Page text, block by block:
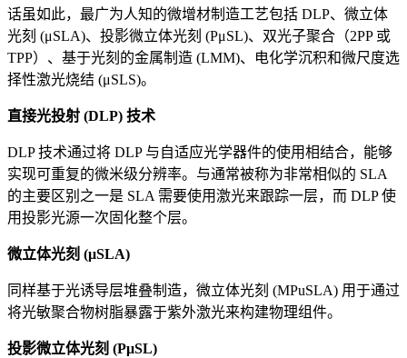
话虽如此，最广为人知的微增材制造工艺包括 DLP、微立体
光刻 (μSLA)、投影微立体光刻 (PμSL)、双光子聚合（2PP 或
TPP）、基于光刻的金属制造 (LMM)、电化学沉积和微尺度选
择性激光烧结 (μSLS)。
直接光投射 (DLP) 技术
DLP 技术通过将 DLP 与自适应光学器件的使用相结合，能够
实现可重复的微米级分辨率。与通常被称为非常相似的 SLA
的主要区别之一是 SLA 需要使用激光来跟踪一层，而 DLP 使
用投影光源一次固化整个层。
微立体光刻 (μSLA)
同样基于光诱导层堆叠制造，微立体光刻 (MPuSLA) 用于通过
将光敏聚合物树脂暴露于紫外激光来构建物理组件。
投影微立体光刻 (PμSL)